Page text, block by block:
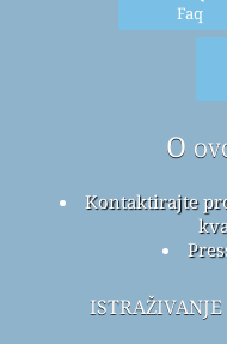
Faq
O
Kontaktirajte